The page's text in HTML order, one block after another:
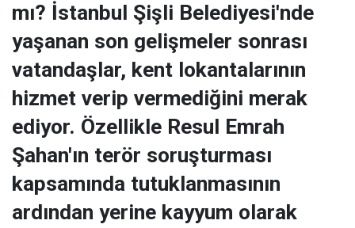
mı? İstanbul Şişli Belediyesi'nde
yaşanan son gelişmeler sonrası
vatandaşlar, kent lokantalarının
hizmet verip vermediğini merak
ediyor. Özellikle Resul Emrah
Şahan'ın terör soruşturması
kapsamında tutuklanmasının
ardından yerine kayyum olarak